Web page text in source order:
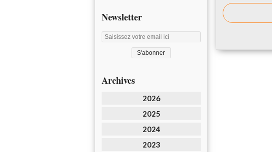
Newsletter
Archives
2026
2025
2024
2023